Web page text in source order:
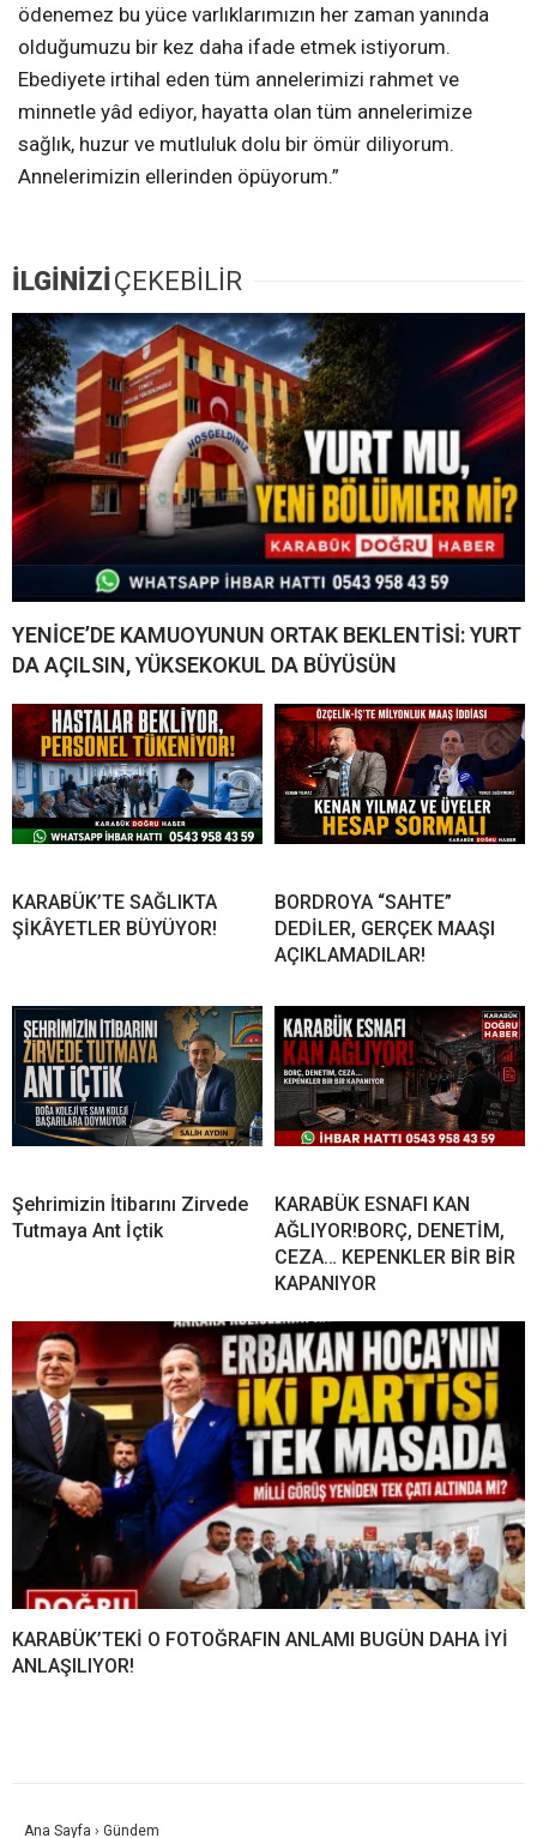
ödenemez bu yüce varlıklarımızın her zaman yanında
olduğumuzu bir kez daha ifade etmek istiyorum.
Ebediyete irtihal eden tüm annelerimizi rahmet ve
minnetle yâd ediyor, hayatta olan tüm annelerimize
sağlık, huzur ve mutluluk dolu bir ömür diliyorum.
Annelerimizin ellerinden öpüyorum.”
İLGİNİZİÇEKEBİLİR
YENİCE’DE KAMUOYUNUN ORTAK BEKLENTİSİ: YURT
DA AÇILSIN, YÜKSEKOKUL DA BÜYÜSÜN
KARABÜK’TE SAĞLIKTA
ŞİKÂYETLER BÜYÜYOR!
BORDROYA “SAHTE”
DEDİLER, GERÇEK MAAŞI
AÇIKLAMADILAR!
Şehrimizin İtibarını Zirvede
Tutmaya Ant İçtik
KARABÜK ESNAFI KAN
AĞLIYOR!BORÇ, DENETİM,
CEZA… KEPENKLER BİR BİR
KAPANIYOR
KARABÜK’TEKİ O FOTOĞRAFIN ANLAMI BUGÜN DAHA İYİ
ANLAŞILIYOR!
Ana Sayfa › Gündem